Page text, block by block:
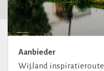
Aanbieder
Wij.land inspiratieroute